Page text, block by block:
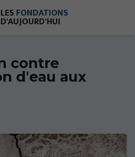
LES FONDATIONS
D'AUJOURD'HUI
contre
d'eau aux